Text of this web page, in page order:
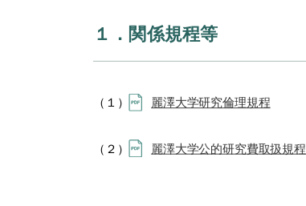
１．関係規程等
（１） 麗澤大学研究倫理規程
（２） 麗澤大学公的研究費取扱規程